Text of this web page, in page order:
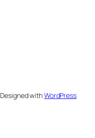
Designed withWordPress